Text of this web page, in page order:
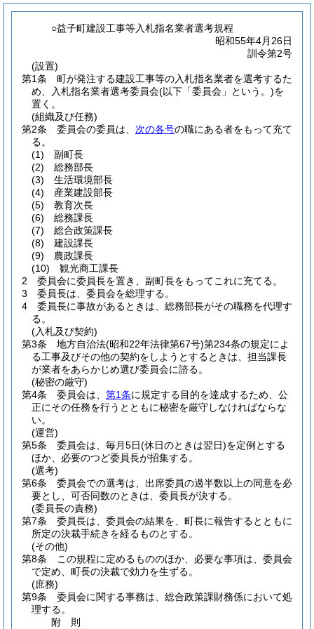
○益子町建設工事等入札指名業者選考規程
昭和55年4月26日
訓令第2号
(設置)
第1条
町が発注する建設工事等の入札指名業者を選考するた
め、入札指名業者選考委員会(以下「委員会」という。)を
置く。
(組織及び任務)
第2条
委員会の委員は、 次の各号の職にある者をもって充て
る。
(1)
副町長
(2)
総務部長
(3)
生活環境部長
(4)
産業建設部長
(5)
教育次長
(6)
総務課長
(7)
総合政策課長
(8)
建設課長
(9)
農政課長
(10)
観光商工課長
2
委員会に委員長を置き、副町長をもってこれに充てる。
3
委員長は、委員会を総理する。
4
委員長に事故があるときは、総務部長がその職務を代理す
る。
(入札及び契約)
第3条
地方自治法(昭和22年法律第67号)第234条の規定によ
る工事及びその他の契約をしようとするときは、担当課長
が業者をあらかじめ選び委員会に諮る。
(秘密の厳守)
第4条
委員会は、 第1条に規定する目的を達成するため、公
正にその任務を行うとともに秘密を厳守しなければならな
い。
(運営)
第5条
委員会は、毎月5日(休日のときは翌日)を定例とする
ほか、必要のつど委員長が招集する。
(選考)
第6条
委員会での選考は、出席委員の過半数以上の同意を必
要とし、可否同数のときは、委員長が決する。
(委員長の責務)
第7条
委員長は、委員会の結果を、町長に報告するとともに
所定の決裁手続きを経るものとする。
(その他)
第8条
この規程に定めるもののほか、必要な事項は、委員会
で定め、町長の決裁で効力を生ずる。
(庶務)
第9条
委員会に関する事務は、総合政策課財務係において処
理する。
附 則